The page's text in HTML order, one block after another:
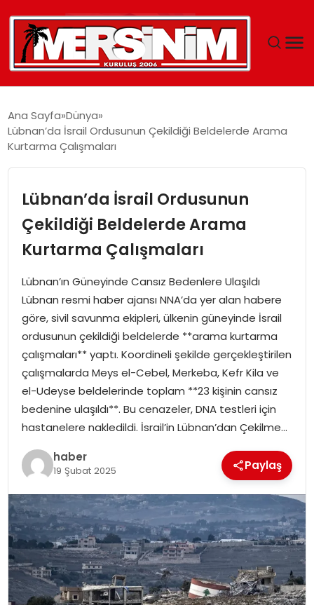
YAŞAM
EĞITIM
SPOR
EKONOMI
MAGAZIN
DÜNYA
OTOMOBIL
Ana Sayfa Dünya
Lübnan’da İsrail Ordusunun Çekildiği Beldelerde Arama
Kurtarma Çalışmaları
Lübnan’da İsrail Ordusunun
Çekildiği Beldelerde Arama
Kurtarma Çalışmaları
Lübnan’ın Güneyinde Cansız Bedenlere Ulaşıldı
Lübnan resmi haber ajansı NNA’da yer alan habere
göre, sivil savunma ekipleri, ülkenin güneyinde İsrail
ordusunun çekildiği beldelerde **arama kurtarma
çalışmaları** yaptı. Koordineli şekilde gerçekleştirilen
çalışmalarda Meys el-Cebel, Merkeba, Kefr Kila ve
el-Udeyse beldelerinde toplam **23 kişinin cansız
bedenine ulaşıldı**. Bu cenazeler, DNA testleri için
hastanelere nakledildi. İsrail’in Lübnan’dan Çekilme…
haber
19 Şubat 2025 Paylaş